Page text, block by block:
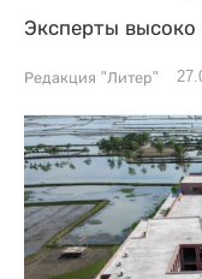
Эксперты
Редакция "Литер"